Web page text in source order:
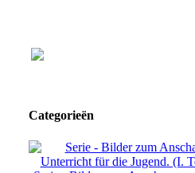
Categorieën